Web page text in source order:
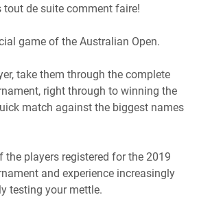
tout de suite comment faire!
game of the Australian Open.
take them through the complete
right through to winning the
match against the biggest names
the players registered for the 2019
and experience increasingly
testing your mettle.